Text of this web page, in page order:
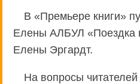
В «Премьере книги»
Елены АЛБУЛ «Поездка
Елены Эргардт.
На вопросы